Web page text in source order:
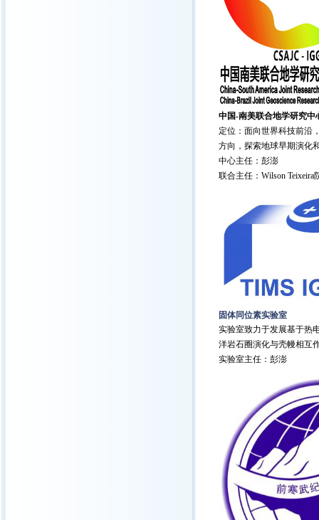
中国-南美联合地学研究中
定位：面向世界科技前沿
方向，探索地球早期演化
中心主任：彭澎
联合主任：Wilson Teixeira
固体同位素实验室
实验室致力于发展基于热
洋岩石圈演化与壳幔相互
实验室主任：彭澎